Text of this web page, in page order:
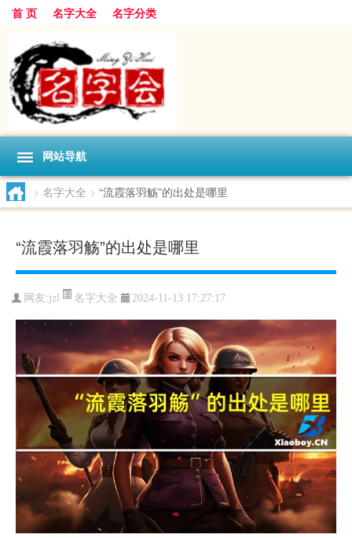
首 页 名字大全 名字分类
网站导航
> 名字大全 > “流霞落羽觞”的出处是哪里
“流霞落羽觞”的出处是哪里
网友:jzl 名字大全 2024-11-13 17:27:17